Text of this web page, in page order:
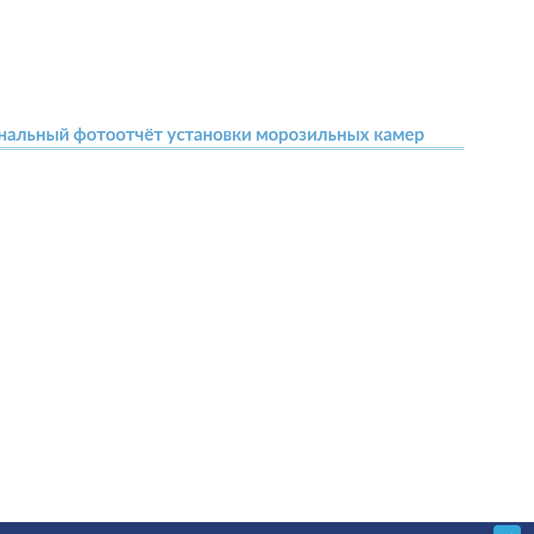
фотоотчёт установки морозильных камер